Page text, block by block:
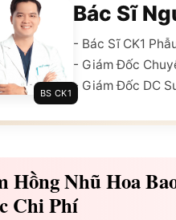
BS CK1
Bác Sĩ
- Bác Sĩ CK1
- Giám Đốc
- Giám Đốc DC
Hồng Nhũ Hoa
Chi Phí